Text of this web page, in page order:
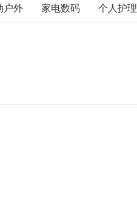
户外 家电数码 个人护理